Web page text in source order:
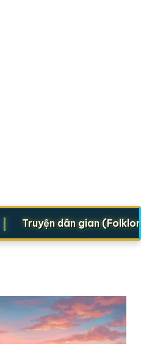
Truyện dân gian (Folklore